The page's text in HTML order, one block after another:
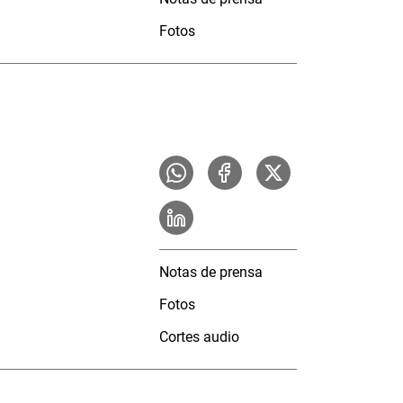
Fotos
Notas de prensa
Fotos
Cortes audio